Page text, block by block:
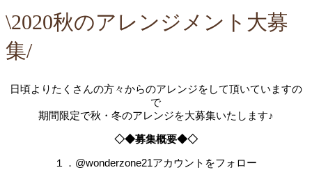
\2020秋のアレンジメント大募
集/
日頃よりたくさんの方々からのアレンジをして頂いていますの
で
期間限定で秋・冬のアレンジを大募集いたします♪
◇◆募集概要◆◇
１．@wonderzone21アカウントをフォロー